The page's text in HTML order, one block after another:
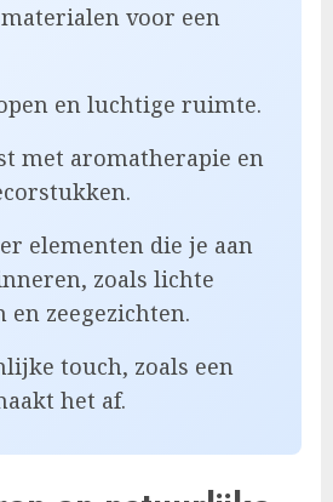
voor een
en luchtige ruimte.
met aromatherapie en
elementen die je aan
zoals lichte
zeegezichten.
touch, zoals een
het af.